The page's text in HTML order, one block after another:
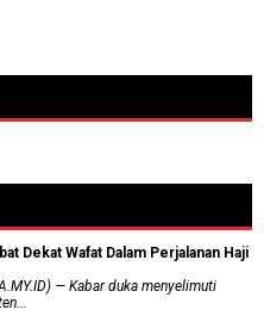
Dekat Wafat Dalam Perjalanan Haji
— Kabar duka menyelimuti